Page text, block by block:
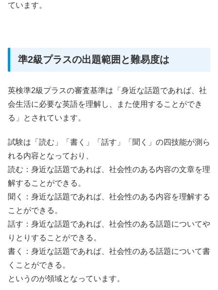
ています。
準2級プラスの出題範囲と難易度は
英検準2級プラスの審査基準は「身近な話題であれば、社
会生活に必要な英語を理解し、また使用することができ
る」とされています。
試験は「読む」「書く」「話す」「聞く」の四技能が測ら
れる内容となっており、
読む：身近な話題であれば、社会性のある内容の文章を理
解することができる。
聞く：身近な話題であれば、社会性のある内容を理解する
ことができる。
話す：身近な話題であれば、社会性のある話題についてや
りとりすることができる。
書く：身近な話題であれば、社会性のある話題について書
くことができる。
というのが領域となっています。